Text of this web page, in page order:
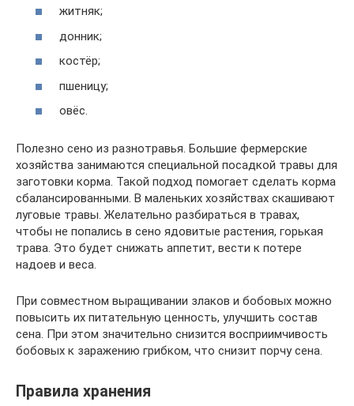
житняк;
донник;
костёр;
пшеницу;
овёс.
Полезно сено из разнотравья. Большие фермерские
хозяйства занимаются специальной посадкой травы для
заготовки корма. Такой подход помогает сделать корма
сбалансированными. В маленьких хозяйствах скашивают
луговые травы. Желательно разбираться в травах,
чтобы не попались в сено ядовитые растения, горькая
трава. Это будет снижать аппетит, вести к потере
надоев и веса.
При совместном выращивании злаков и бобовых можно
повысить их питательную ценность, улучшить состав
сена. При этом значительно снизится восприимчивость
бобовых к заражению грибком, что снизит порчу сена.
Правила хранения